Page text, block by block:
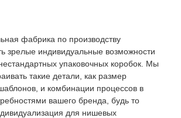
фабрика по производству
зрелые индивидуальные возможности
упаковочных коробок. Мы
такие детали, как размер
и комбинации процессов в
вашего бренда, будь то
для нишевых